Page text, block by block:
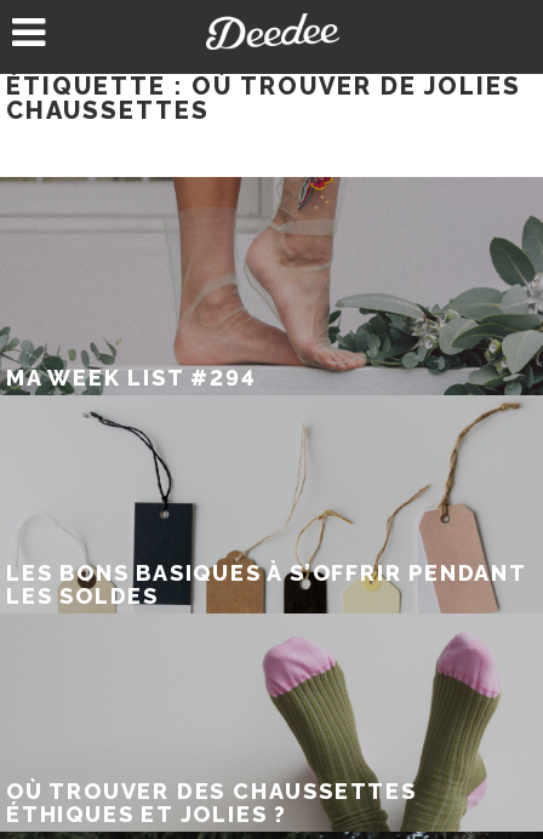
au
ÉTIQUETTE : OÙ TROUVER DE JOLIES
CHAUSSETTES
MA WEEK LIST #294
LES BONS BASIQUES À S’OFFRIR PENDANT
LES SOLDES
OÙ TROUVER DES CHAUSSETTES
ÉTHIQUES ET JOLIES ?